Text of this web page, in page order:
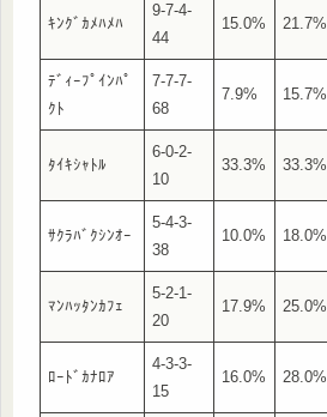
ｷﾝｸﾞｶﾒﾊﾒﾊ
9-7-4-
44
15.0% 21.7%
ﾃﾞｨｰﾌﾟｲﾝﾊﾟ
ｸﾄ
7-7-7-
68
7.9% 15.7%
ﾀｲｷｼｬﾄﾙ
6-0-2-
10
33.3% 33.3%
ｻｸﾗﾊﾞｸｼﾝｵｰ
5-4-3-
38
10.0% 18.0%
ﾏﾝﾊｯﾀﾝｶﾌｪ
5-2-1-
20
17.9% 25.0%
ﾛｰﾄﾞｶﾅﾛｱ
4-3-3-
15
16.0% 28.0%